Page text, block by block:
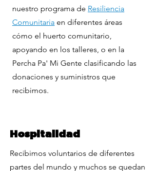
nuestro programa de Resiliencia
Comunitaria en diferentes áreas
cómo el huerto comunitario,
apoyando en los talleres, o en la
Percha Pa' Mi Gente clasificando las
donaciones y suministros que
recibimos.
Hospitalidad
Recibimos voluntarios de diferentes
partes del mundo y muchos se quedan